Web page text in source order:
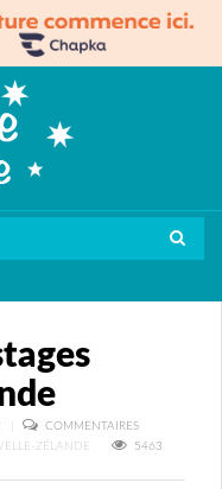
COMMENTAIRES
ZÉLANDE 5463